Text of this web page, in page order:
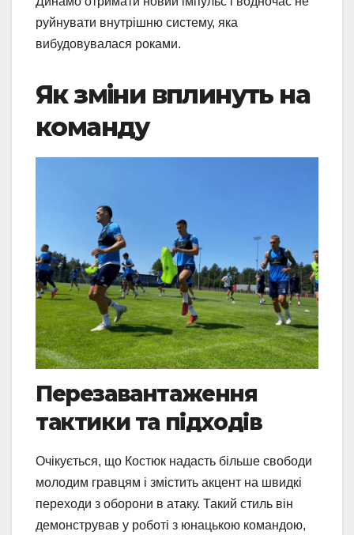
руйнувати внутрішню систему, яка
вибудовувалася роками.
Як зміни вплинуть на
команду
Перезавантаження
тактики та підходів
Очікується, що Костюк надасть більше свободи
молодим гравцям і змістить акцент на швидкі
переходи з оборони в атаку. Такий стиль він
демонстрував у роботі з юнацькою командою,